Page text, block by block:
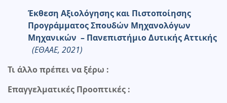
Έκθεση Αξιολόγησης και Πιστοποίησης
Προγράμματος Σπουδών Μηχανολόγων
Μηχανικών – Πανεπιστήμιο Δυτικής Αττικής
(ΕΘΑΑΕ, 2021)
Τι άλλο πρέπει να ξέρω :
Επαγγελματικές Προοπτικές :